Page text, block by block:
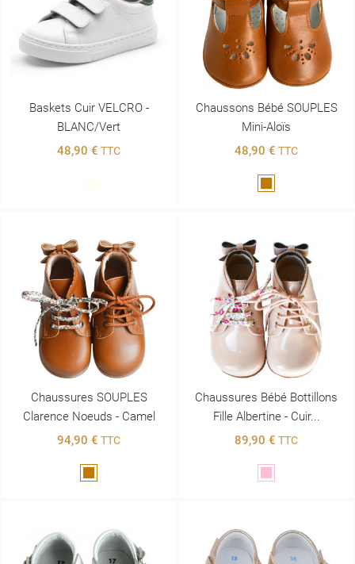
Baskets Cuir VELCRO -
BLANC/vert
48,90 € TTC
Chaussons Bébé SOUPLES
Mini-Aloïs
48,90 € TTC
Chaussures SOUPLES
Clarence Noeuds - Camel
94,90 € TTC
Chaussures Bébé Bottillons
Fille Albertine - Cuir...
89,90 € TTC